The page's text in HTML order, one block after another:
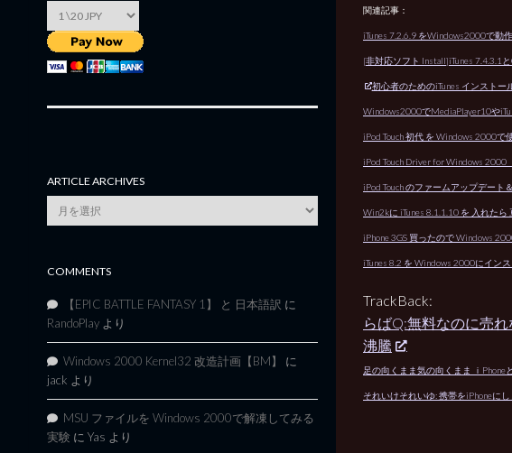
関連記事：
iTunes 7.2.6.9 をWindows2000で動
[非対応ソフト Install]iTunes 7.4.3.1
初心者のためのiTunes インストー
Windows2000でMediaPlayer10や
iPod Touch 初代 を Windows 2000で
iPod Touch Driver for Windows 2000
iPod Touch のファームアップデート
Win2kに iTunes 8.1.1.10 を 入れたら
iPhone 3GS 買ったので Windows
iTunes 8.2 を Windows 2000にイン
TrackBack:
らばQ:無料なのに売
沸騰
足の向くまま気の向くまま ｉPhone
それいけそれいゆ: 携帯をiPhoneにし
ARTICLE ARCHIVES
Article
Archives
COMMENTS
【EPIC BATTLE FANTASY 1】 と 日本語訳 に
RandoPlay より
Windows 2000 Kernel32 改造計画【BM】
に
jack より
MSU ファイルを Windows 2000で解凍してみる
実験 に Yas より